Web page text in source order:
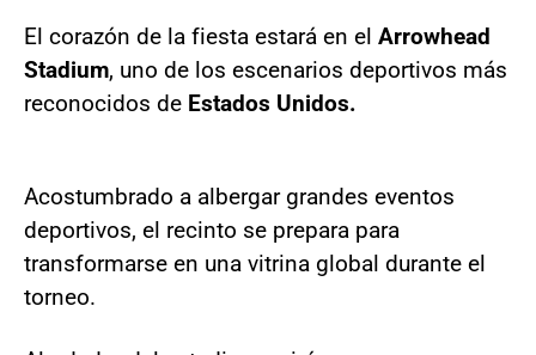
El corazón de la fiesta estará en el Arrowhead
Stadium, uno de los escenarios deportivos más
reconocidos de Estados Unidos.
Acostumbrado a albergar grandes eventos
deportivos, el recinto se prepara para
transformarse en una vitrina global durante el
torneo.